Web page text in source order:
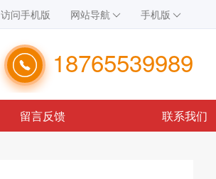
访问手机版 网站导航 手机版
18765539989
留言反馈 联系我们